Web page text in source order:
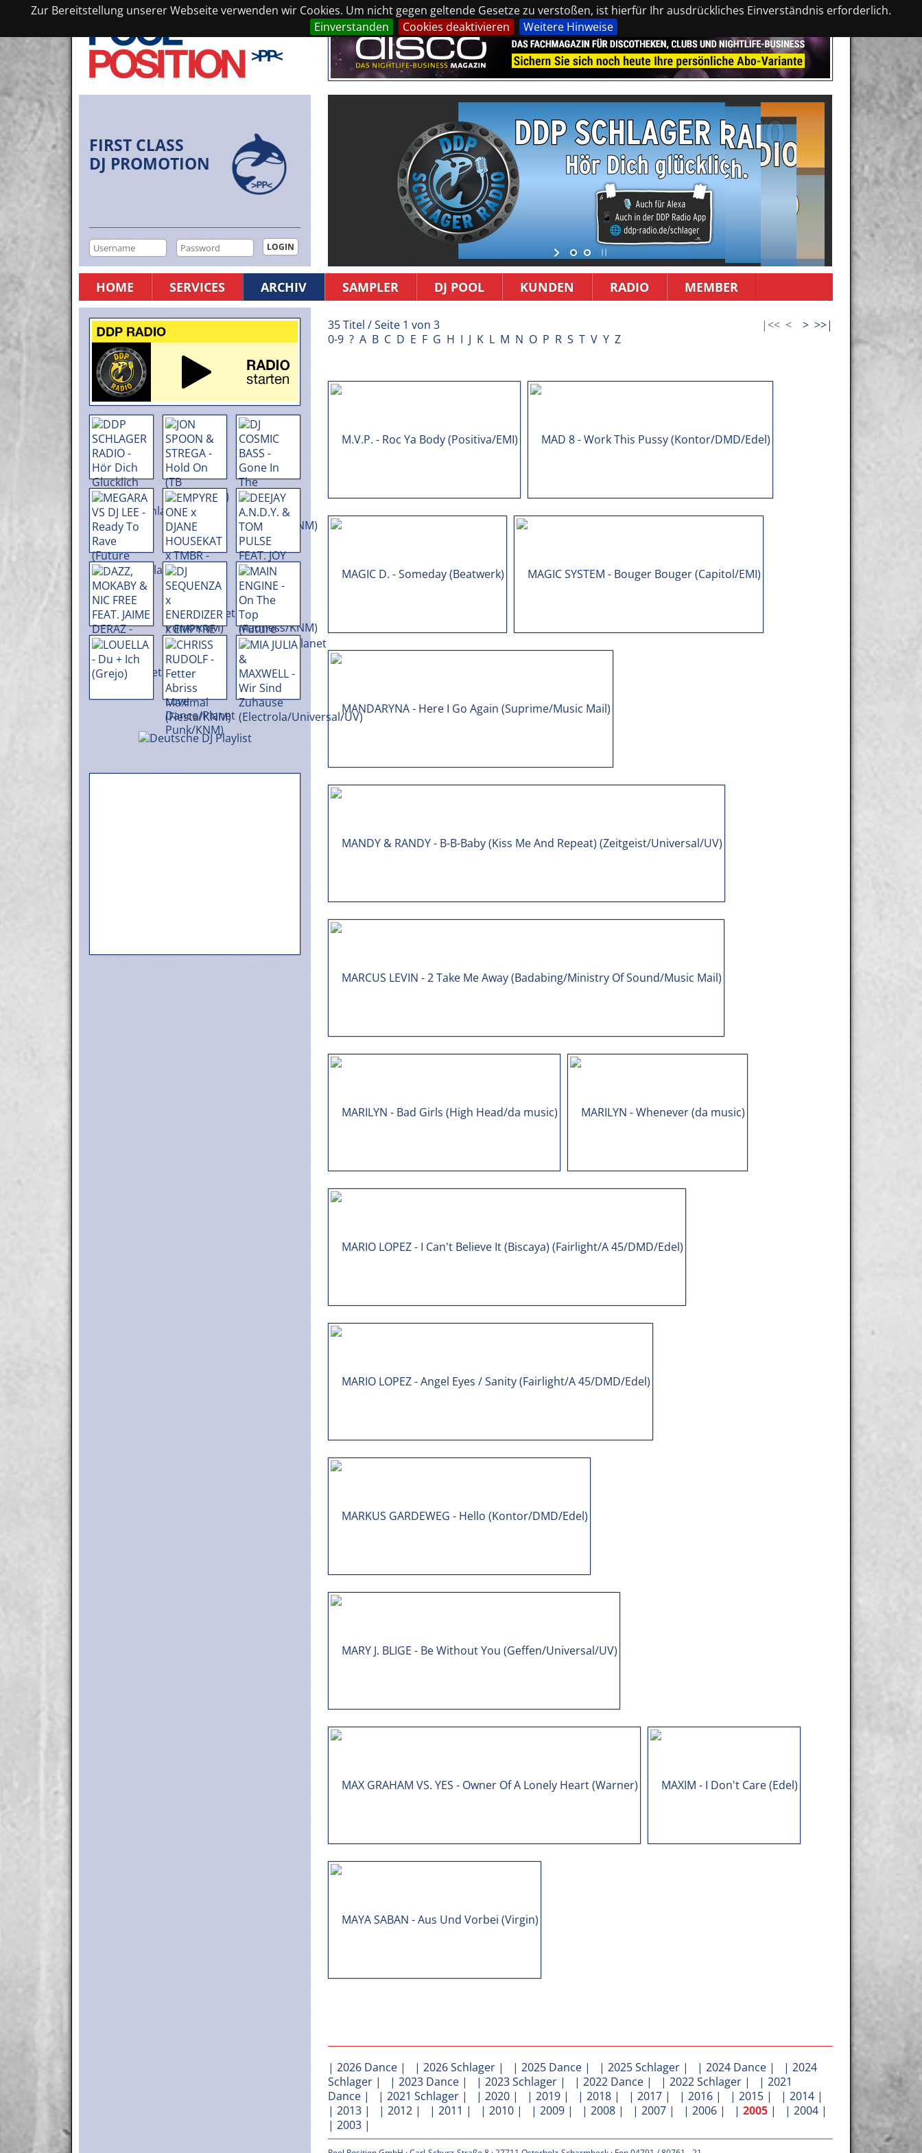
Zur Bereitstellung unserer Webseite verwenden wir Cookies. Um nicht gegen geltende Gesetze zu verstoßen, ist hierfür Ihr ausdrückliches Einverständnis erforderlich.
Einverstanden
Cookies deaktivieren Weitere Hinweise
FIRST CLASS
DJ PROMOTION
HOME SERVICES ARCHIV SAMPLER DJ POOL KUNDEN RADIO MEMBER
35 Titel / Seite 1 von 3 |<< < > >>|
0-9 ? A B C D E F G H I J K L M N O P R S T V Y Z
| 2026 Dance | | 2026 Schlager | | 2025 Dance | | 2025 Schlager | | 2024 Dance | | 2024
Schlager | | 2023 Dance | | 2023 Schlager | | 2022 Dance | | 2022 Schlager | | 2021
Dance | | 2021 Schlager | | 2020 | | 2019 | | 2018 | | 2017 | | 2016 | | 2015 | | 2014 |
| 2013 | | 2012 | | 2011 | | 2010 | | 2009 | | 2008 | | 2007 | | 2006 | | 2005 | | 2004 |
| 2003 |